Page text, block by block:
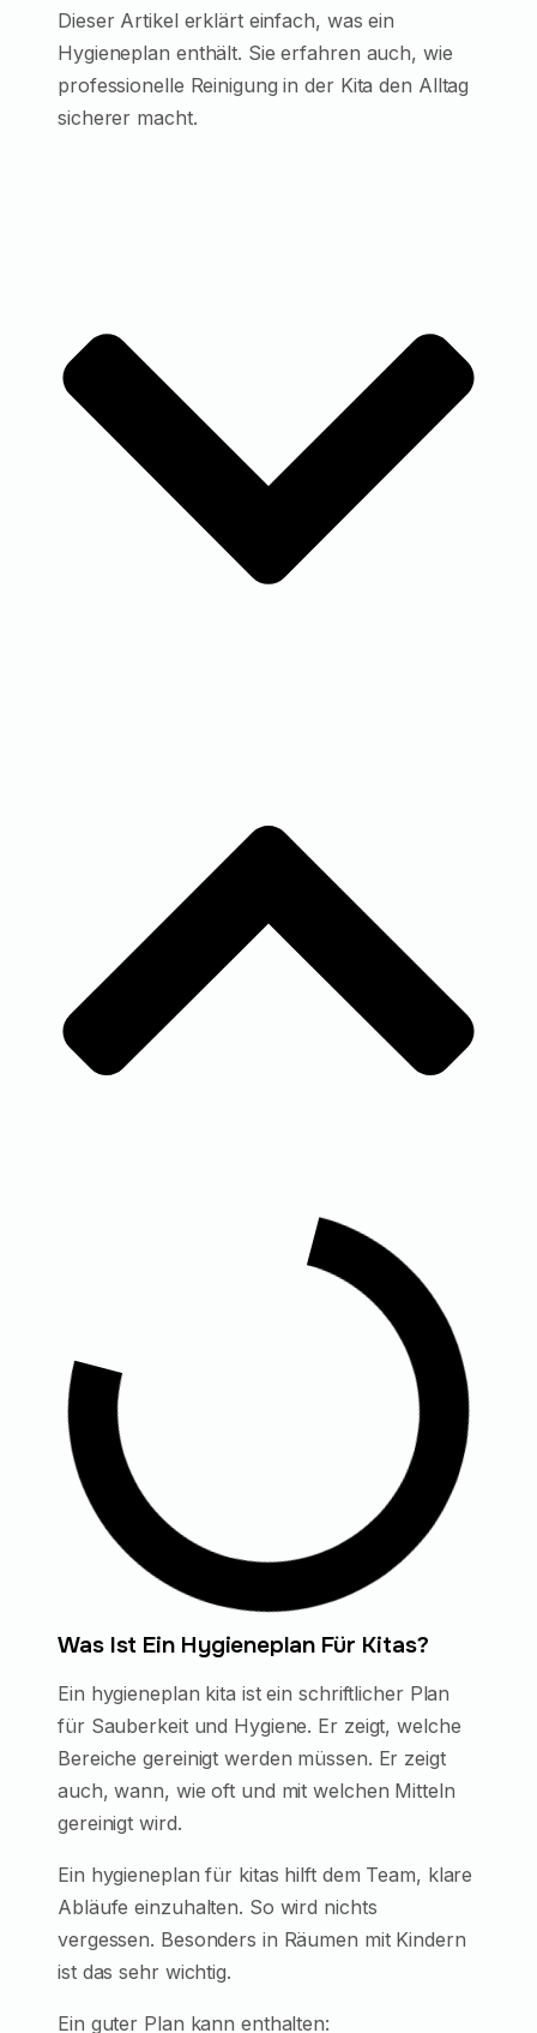
Dieser Artikel erklärt einfach, was ein
Hygieneplan enthält. Sie erfahren auch, wie
professionelle Reinigung in der Kita den Alltag
sicherer macht.
Was Ist Ein Hygieneplan Für Kitas?
Ein hygieneplan kita ist ein schriftlicher Plan
für Sauberkeit und Hygiene. Er zeigt, welche
Bereiche gereinigt werden müssen. Er zeigt
auch, wann, wie oft und mit welchen Mitteln
gereinigt wird.
Ein hygieneplan für kitas hilft dem Team, klare
Abläufe einzuhalten. So wird nichts
vergessen. Besonders in Räumen mit Kindern
ist das sehr wichtig.
Ein guter Plan kann enthalten: